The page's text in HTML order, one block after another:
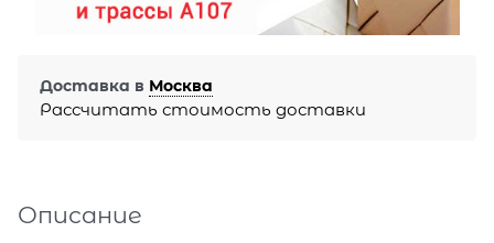
Доставка в Москва
Рассчитать стоимость доставки
Описание